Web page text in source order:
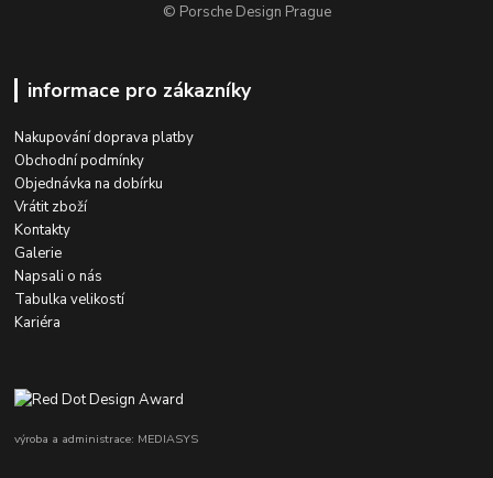
© Porsche Design Prague
informace pro zákazníky
Nakupování doprava platby
Obchodní podmínky
Objednávka na dobírku
Vrátit zboží
Kontakty
Galerie
Napsali o nás
Tabulka velikostí
Kariéra
výroba a administrace: MEDIASYS